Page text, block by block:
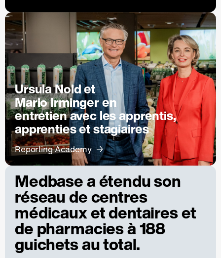
Ursula Nold et
Mario Irminger en
entretien avec les apprentis,
apprenties et stagiaires
Reporting Academy
Medbase a étendu son
réseau de centres
médicaux et dentaires et
de pharmacies à 188
guichets au total.